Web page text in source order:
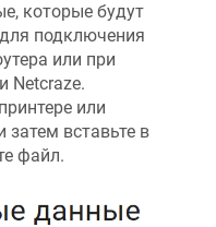
которые будут
подключения
или при
Netcraze.
или
затем вставьте в
файл.